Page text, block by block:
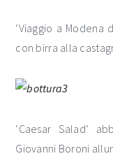
‘Viaggio a Modena
con birra alla
‘Caesar Salad’
Giovanni Boroni